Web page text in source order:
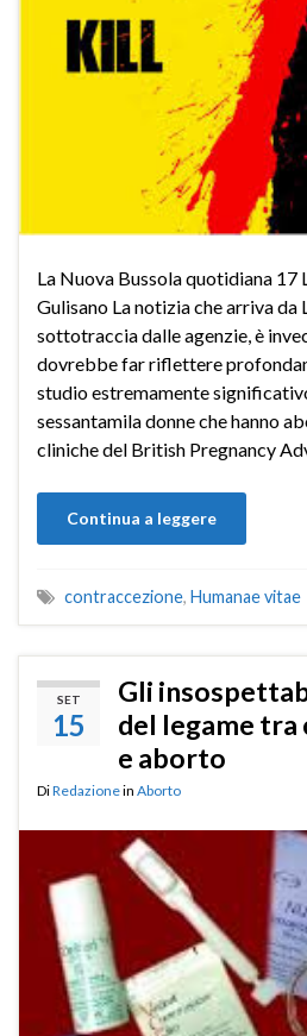
La Nuova Bussola quotidiana
Gulisano La notizia che arriva da
sottotraccia dalle agenzie, è
dovrebbe far riflettere
studio estremamente
sessantamila donne che hanno
cliniche del British Pregnancy
Continua a leggere
contraccezione, Humanae vitae
SET
15
Gli
del legame tra
e aborto
DiRedazionein Aborto